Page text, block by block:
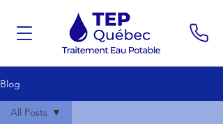
Blog
All Posts